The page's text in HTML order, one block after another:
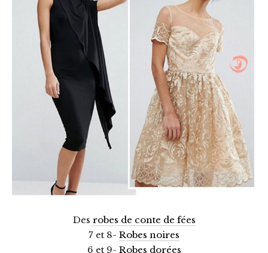
Des robes de conte de fées
7 et 8- Robes noires
6 et 9- Robes dorées